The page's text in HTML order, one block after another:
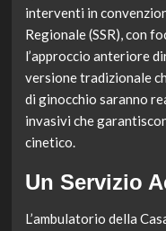
interventi in
Regionale (SSR), con
l’approccio anteriore
versione tradizionale
di ginocchio saranno
invasivi che
cinetico.
Un Servizio
L’ambulatorio della